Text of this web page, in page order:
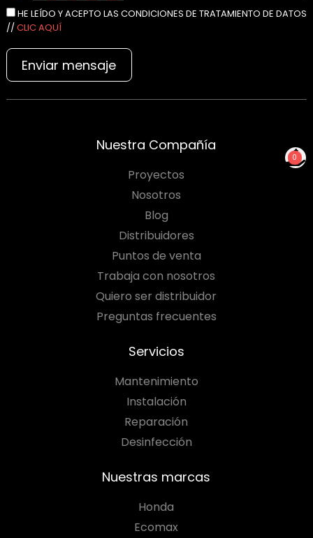
0
NO TIENES PRODUCTOS
HE LEÍDO Y ACEPTO LAS CONDICIONES DE TRATAMIENTO DE DATOS
// CLIC AQUÍ
Enviar mensaje
Nuestra Compañía
Proyectos
Nosotros
Blog
Distribuidores
Puntos de venta
Trabaja con nosotros
Quiero ser distribuidor
Preguntas frecuentes
Servicios
Mantenimiento
Instalación
Reparación
Desinfección
Nuestras marcas
Honda
Ecomax